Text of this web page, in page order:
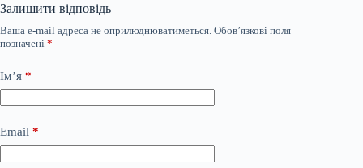
Залишити відповідь
Ваша e-mail адреса не оприлюднюватиметься. Обов’язкові поля
позначені *
Ім’я *
Email *